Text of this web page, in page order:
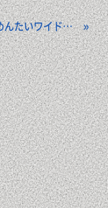
FBS＜めんたいワイド＞で糸島カキを紹介して頂きました。 »